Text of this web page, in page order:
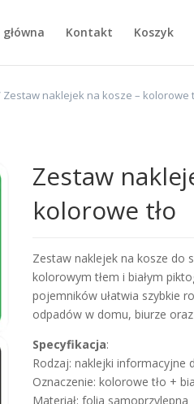
Kontakt Koszyk
Zestaw naklejek na kosze – kolorowe
Zestaw
kolorowe tło
Zestaw naklejek na kosze do
kolorowym tłem i białym
pojemników ułatwia szybkie
odpadów w domu, biurze
Specyfikacja:
Rodzaj: naklejki informacyjne
Oznaczenie: kolorowe tło +
Materiał: folia samoprzylepna